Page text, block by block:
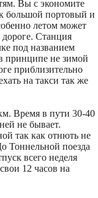
Вы с экономите
большой портовый и
летом может
дороге. Станция
под названием
принципе не зимой
приблизительно
на такси так же
Время в пути 30-40
не бывает.
так как отнють не
Тоннельной поезда
всего неделя
12 часов на